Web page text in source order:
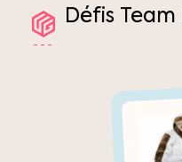
Défis Team